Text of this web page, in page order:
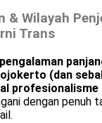
& Wilayah
Trans
(dan
profesionalisme
dengan penuh